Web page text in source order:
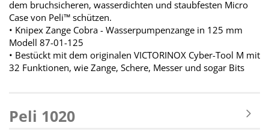
dem bruchsicheren, wasserdichten und staubfesten Micro
Case von Peli™ schützen.
• Knipex Zange Cobra - Wasserpumpenzange in 125 mm
Modell 87-01-125
• Bestückt mit dem originalen VICTORINOX Cyber-Tool M mit
32 Funktionen, wie Zange, Schere, Messer und sogar Bits
Peli 1020